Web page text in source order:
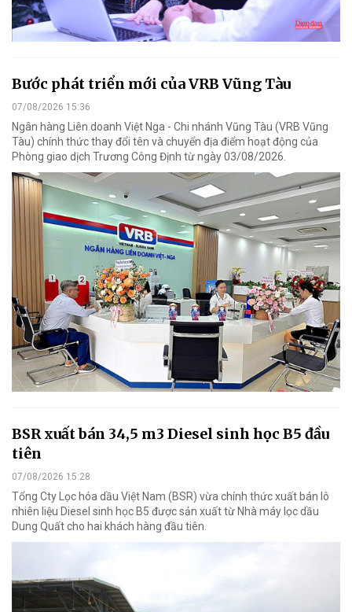
Bước phát triển mới của VRB Vũng Tàu
07/08/2026 15:36
Ngân hàng Liên doanh Việt Nga - Chi nhánh Vũng Tàu (VRB Vũng
Tàu) chính thức thay đổi tên và chuyển địa điểm hoạt động của
Phòng giao dịch Trương Công Định từ ngày 03/08/2026.
BSR xuất bán 34,5 m3 Diesel sinh học B5 đầu
tiên
07/08/2026 15:28
Tổng Cty Lọc hóa dầu Việt Nam (BSR) vừa chính thức xuất bán lô
nhiên liệu Diesel sinh học B5 được sản xuất từ Nhà máy lọc dầu
Dung Quất cho hai khách hàng đầu tiên.